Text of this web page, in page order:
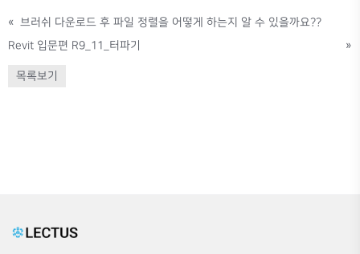
«
브러쉬 다운로드 후 파일 정렬을 어떻게 하는지 알 수 있을까요??
Revit 입문편 R9_11_터파기
»
목록보기